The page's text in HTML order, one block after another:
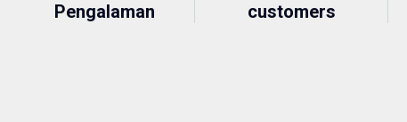
Pengalaman
customers